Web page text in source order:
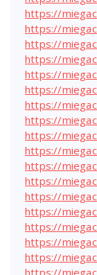
https://
https://
https://
https://
https://
https://
https://
https://
https://
https://
https://
https://
https://
https://
https://
https://
https://